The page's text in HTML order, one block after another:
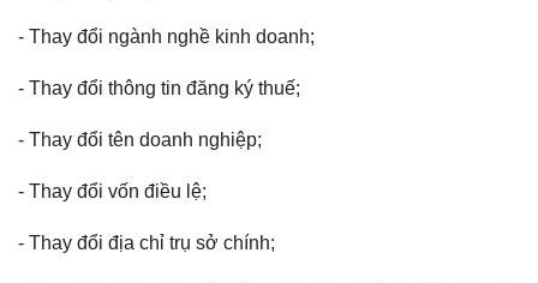
- Thay đổi ngành nghề kinh doanh;
- Thay đổi thông tin đăng ký thuế;
- Thay đổi tên doanh nghiệp;
- Thay đổi vốn điều lệ;
- Thay đổi địa chỉ trụ sở chính;